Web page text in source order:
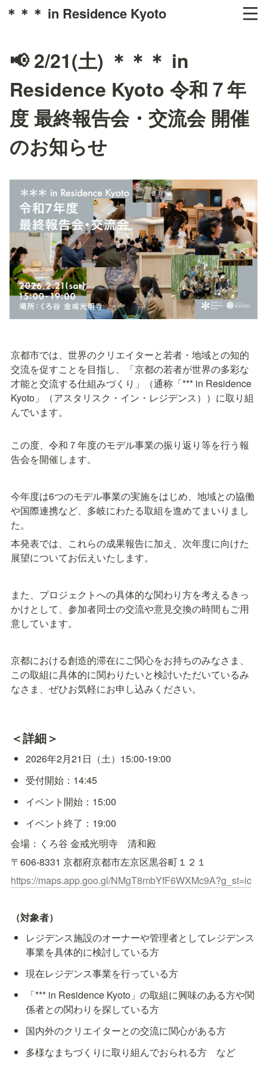
＊＊＊ in Residence Kyoto
📢 2/21(土) ＊＊＊ in
Residence Kyoto 令和７年
度 最終報告会・交流会 開催
のお知らせ
京都市では、世界のクリエイターと若者・地域との知的
交流を促すことを目指し、「京都の若者が世界の多彩な
才能と交流する仕組みづくり」（通称「*** in Residence
Kyoto」（アスタリスク・イン・レジデンス））に取り組
んでいます。
この度、令和７年度のモデル事業の振り返り等を行う報
告会を開催します。
今年度は6つのモデル事業の実施をはじめ、地域との協働
や国際連携など、多岐にわたる取組を進めてまいりまし
た。
本発表では、これらの成果報告に加え、次年度に向けた
展望についてお伝えいたします。
また、プロジェクトへの具体的な関わり方を考えるきっ
かけとして、参加者同士の交流や意見交換の時間もご用
意しています。
京都における創造的滞在にご関心をお持ちのみなさま、
この取組に具体的に関わりたいと検討いただいているみ
なさま、ぜひお気軽にお申し込みください。
＜詳細＞
2026年2月21日（土）15:00-19:00
受付開始：14:45
イベント開始：15:00
イベント終了：19:00
会場：くろ谷 金戒光明寺　清和殿
〒606-8331 京都府京都市左京区黒谷町１２１
https://maps.app.goo.gl/NMgT8mbYfF6WXMc9A?g_st=ic
（対象者）
レジデンス施設のオーナーや管理者としてレジデンス
事業を具体的に検討している方
現在レジデンス事業を行っている方
「*** in Residence Kyoto」の取組に興味のある方や関
係者との関わりを探している方
国内外のクリエイターとの交流に関心がある方
多様なまちづくりに取り組んでおられる方　など